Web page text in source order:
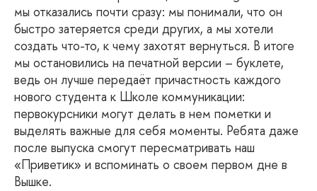
мы отказались почти сразу: мы понимали, что он
быстро затеряется среди других, а мы хотели
создать что-то, к чему захотят вернуться. В итоге
мы остановились на печатной версии – буклете,
ведь он лучше передаёт причастность каждого
нового студента к Школе коммуникации:
первокурсники могут делать в нем пометки и
выделять важные для себя моменты. Ребята даже
после выпуска смогут пересматривать наш
«Приветик» и вспоминать о своем первом дне в
Вышке.